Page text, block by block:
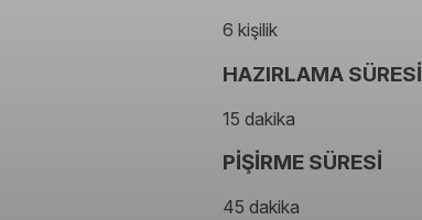
6 kişilik
HAZIRLAMA SÜRESİ
15 dakika
PİŞİRME SÜRESİ
45 dakika